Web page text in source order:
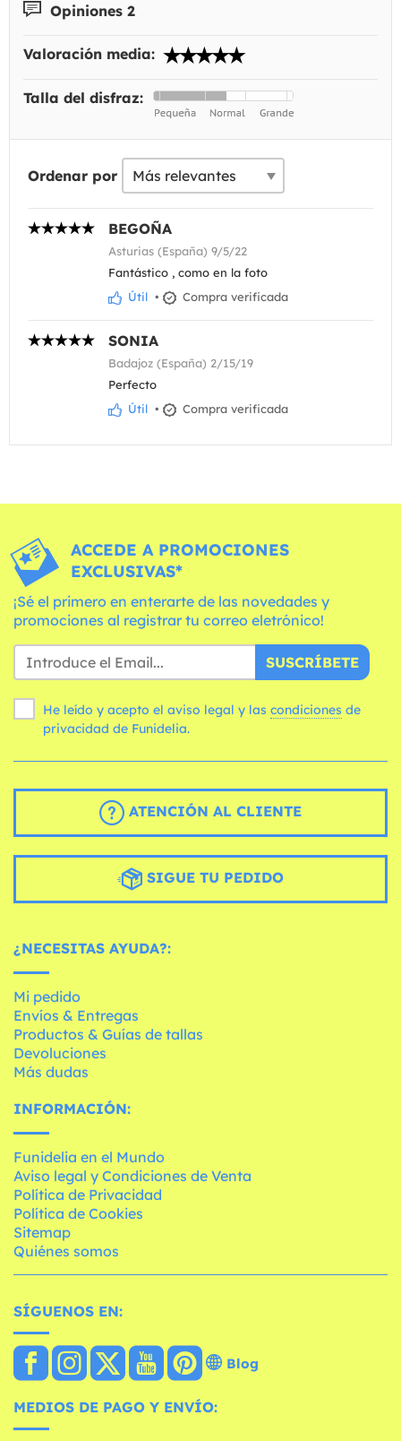
Opiniones 2
Valoración media:
Talla del disfraz:
Ordenar por
BEGOÑA
Asturias (España) 9/5/22
Fantástico , como en la foto
Útil • Compra verificada
SONIA
Badajoz (España) 2/15/19
Perfecto
Útil • Compra verificada
ACCEDE A PROMOCIONES
EXCLUSIVAS*
¡Sé el primero en enterarte de las novedades y
promociones al registrar tu correo eletrónico!
SUSCRÍBETE
He leído y acepto el aviso legal y las condiciones
privacidad de Funidelia.
ATENCIÓN AL CLIENTE
SIGUE TU PEDIDO
¿NECESITAS AYUDA?:
Mi pedido
Envíos & Entregas
Productos & Guías de tallas
Devoluciones
Más dudas
INFORMACIÓN:
Funidelia en el Mundo
Aviso legal y Condiciones de Venta
Política de Privacidad
Política de Cookies
Sitemap
Quiénes somos
SÍGUENOS EN:
Blog
MEDIOS DE PAGO Y ENVÍO: